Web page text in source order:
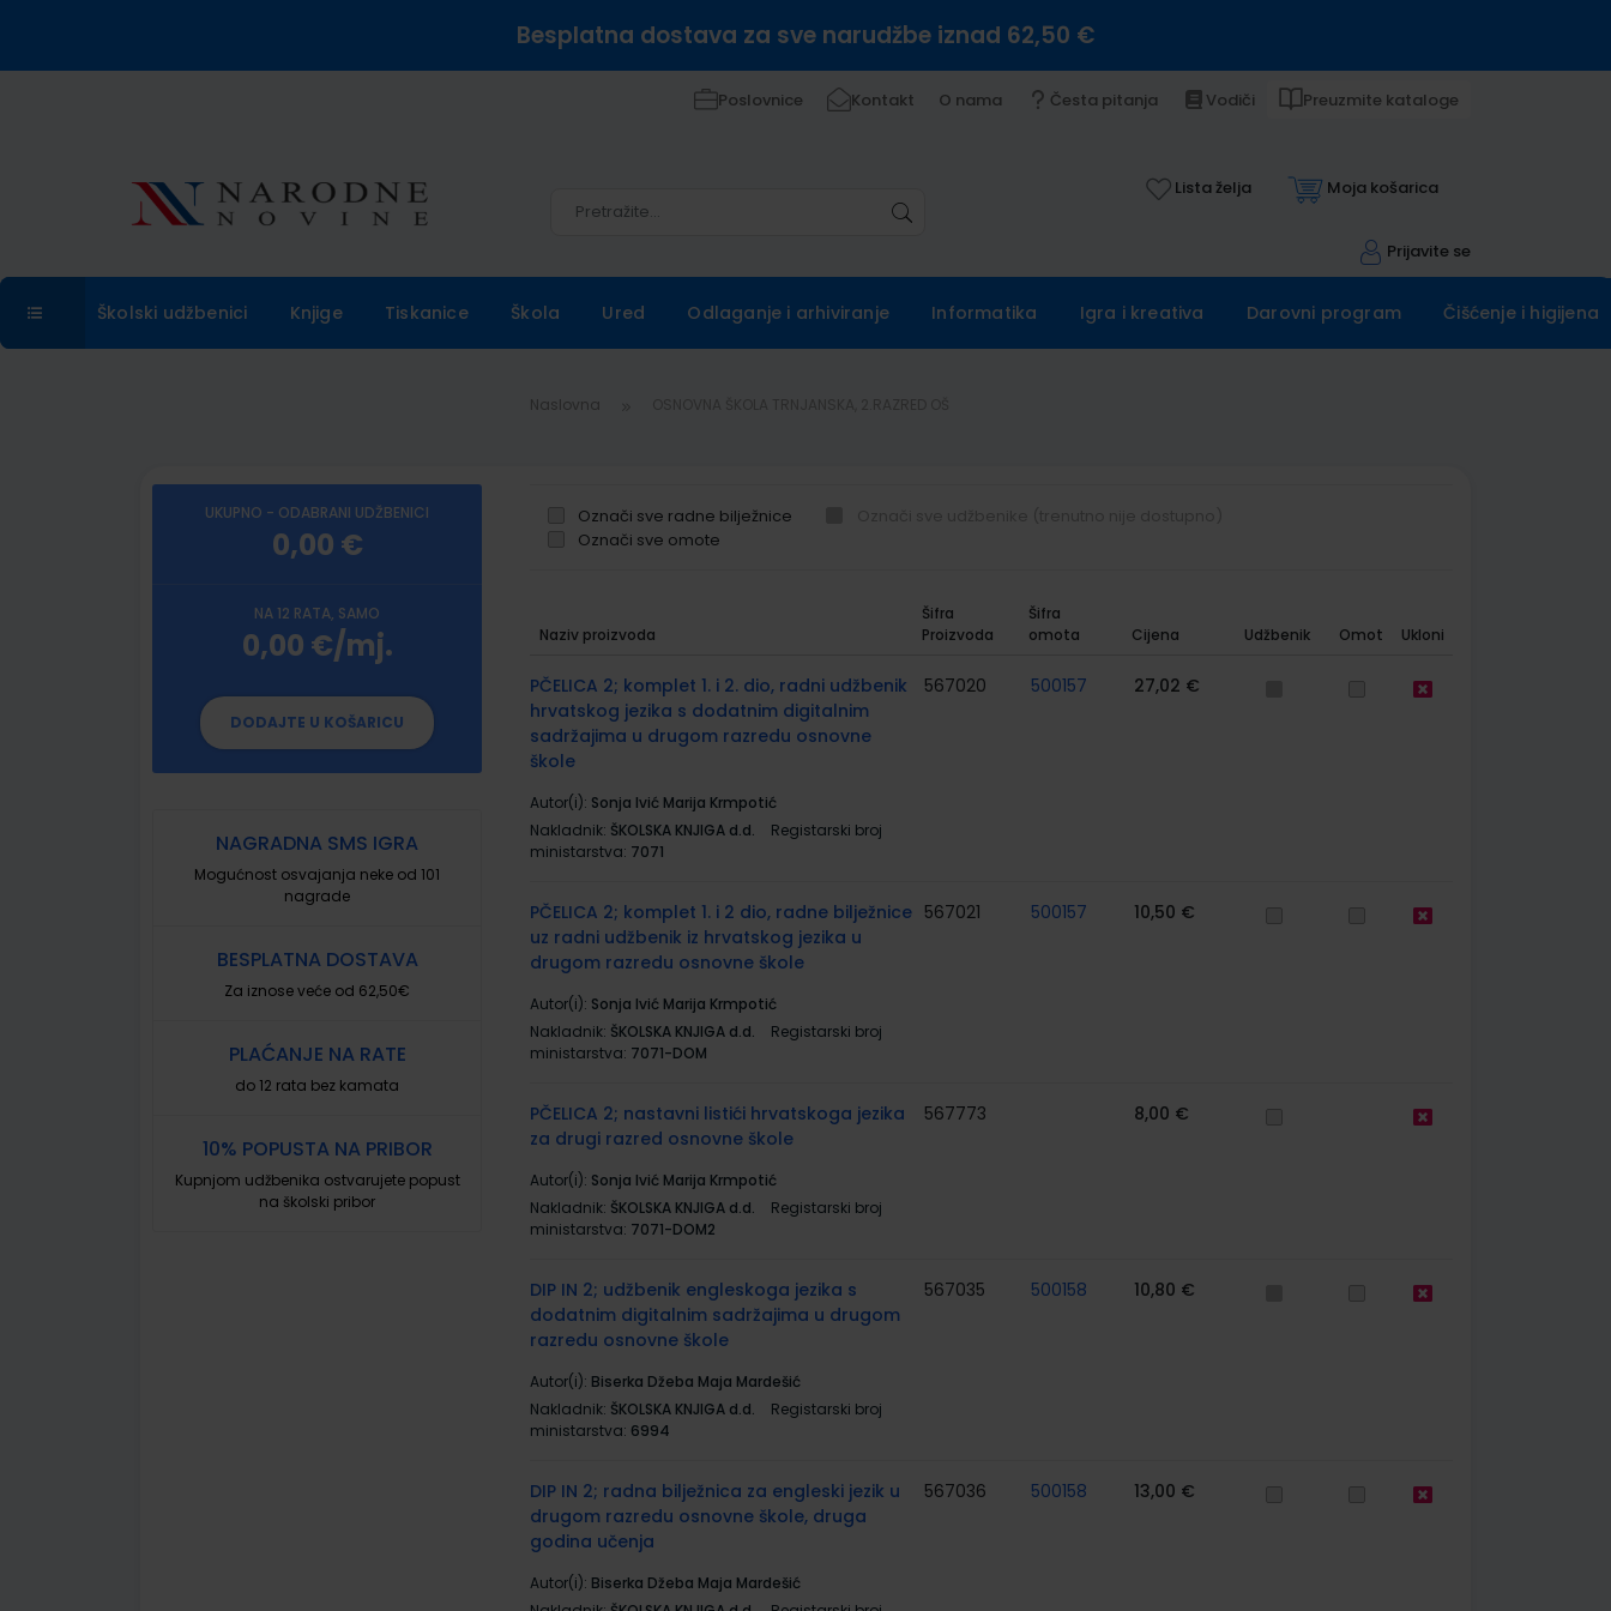
Besplatna dostava za sve narudžbe iznad 62,50 €
Poslovnice Kontakt O nama Česta pitanja Vodiči Preuzmite kataloge
Lista želja Moja košarica
Prijavite se
Školski udžbenici Knjige Tiskanice Škola Ured Odlaganje i arhiviranje Informatika Igra i kreativa Darovni program Čišćenje i higijena
Naslovna
UKUPNO - ODABRANI UDŽBENICI
0,00 €
NA 12 RATA, SAMO
0,00 €/mj.
DODAJTE U KOŠARICU
NAGRADNA SMS IGRA
Mogućnost osvajanja neke od 101
nagrade
BESPLATNA DOSTAVA
Za iznose veće od 62,50€
PLAĆANJE NA RATE
do 12 rata bez kamata
10% POPUSTA NA PRIBOR
Kupnjom udžbenika ostvarujete popust
na školski pribor
Označi sve radne bilježnice
Označi sve omote
proizvodi
Naziv proizvoda
Šifra
Proizvoda
Šifra
omota
Cijena Udžbenik Omot Ukloni
PČELICA 2; komplet 1. i 2. dio, radni udžbenik
hrvatskog jezika s dodatnim digitalnim
sadržajima u drugom razredu osnovne
škole
Autor(i): Sonja Ivić Marija Krmpotić
Nakladnik: ŠKOLSKA KNJIGA d.d.
Registarski broj
ministarstva: 7071
567020 500157 27,02 €
PČELICA 2; komplet 1. i 2 dio, radne bilježnice
uz radni udžbenik iz hrvatskog jezika u
drugom razredu osnovne škole
Autor(i): Sonja Ivić Marija Krmpotić
Nakladnik: ŠKOLSKA KNJIGA d.d.
Registarski broj
ministarstva: 7071-DOM
567021 500157 10,50 €
PČELICA 2; nastavni listići hrvatskoga jezika
za drugi razred osnovne škole
Autor(i): Sonja Ivić Marija Krmpotić
Nakladnik: ŠKOLSKA KNJIGA d.d.
Registarski broj
ministarstva: 7071-DOM2
567773 8,00 €
DIP IN 2; udžbenik engleskoga jezika s
dodatnim digitalnim sadržajima u drugom
razredu osnovne škole
Autor(i): Biserka Džeba Maja Mardešić
Nakladnik: ŠKOLSKA KNJIGA d.d.
Registarski broj
ministarstva: 6994
567035 500158 10,80 €
DIP IN 2; radna bilježnica za engleski jezik u
drugom razredu osnovne škole, druga
godina učenja
Autor(i): Biserka Džeba Maja Mardešić
567036 500158 13,00 €